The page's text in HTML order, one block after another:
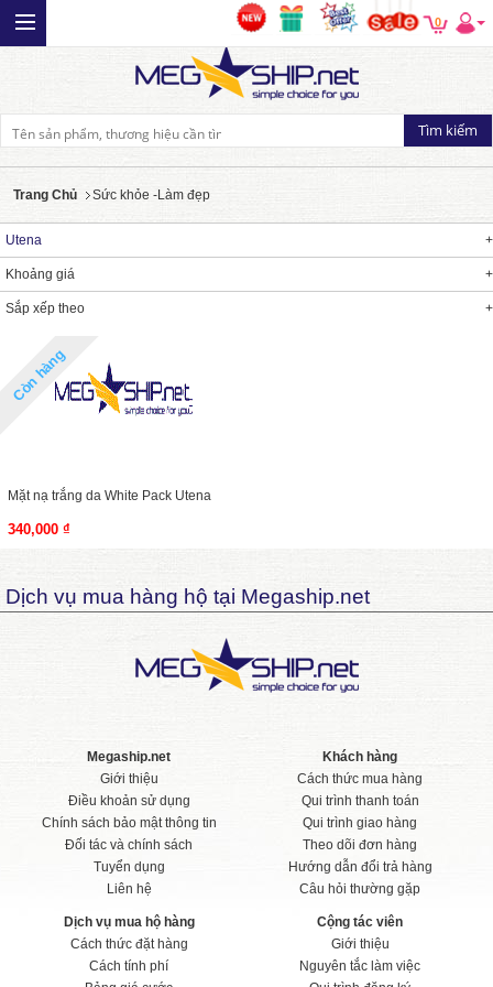
0
Trang Chủ Sức khỏe -Làm đẹp
Utena
Khoảng giá
Sắp xếp theo
Còn hàng
Mặt nạ trắng da White Pack Utena
340,000 ₫
Dịch vụ mua hàng hộ tại Megaship.net
Megaship.net
Giới thiệu
Điều khoản sử dụng
Chính sách bảo mật thông tin
Đối tác và chính sách
Tuyển dụng
Liên hệ
Khách hàng
Cách thức mua hàng
Qui trình thanh toán
Qui trình giao hàng
Theo dõi đơn hàng
Hướng dẫn đổi trả hàng
Câu hỏi thường gặp
Dịch vụ mua hộ hàng
Cách thức đặt hàng
Cách tính phí
Cộng tác viên
Giới thiệu
Nguyên tắc làm việc